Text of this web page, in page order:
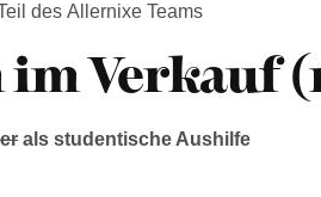
des Allernixe Teams
Verkauf
als studentische Aushilfe